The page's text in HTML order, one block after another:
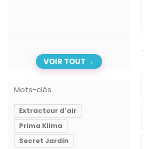
VOIR TOUT
Mots-clés
Extracteur d'air
Prima Klima
Secret Jardin